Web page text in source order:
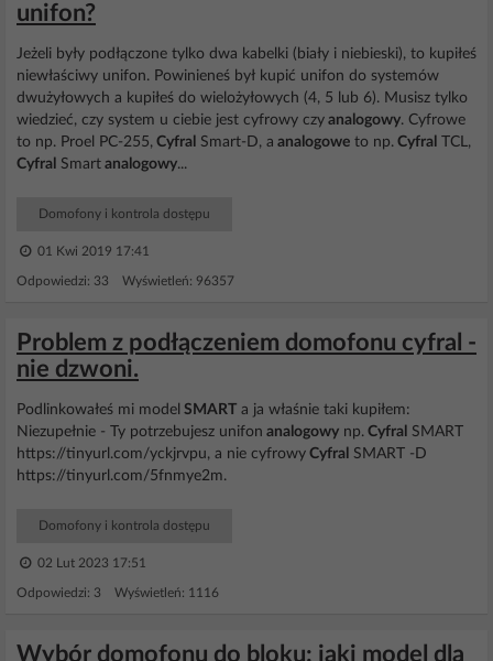
unifon?
Jeżeli były podłączone tylko dwa kabelki (biały i niebieski), to kupiłeś
niewłaściwy unifon. Powinieneś był kupić unifon do systemów
dwużyłowych a kupiłeś do wielożyłowych (4, 5 lub 6). Musisz tylko
wiedzieć, czy system u ciebie jest cyfrowy czy analogowy. Cyfrowe
to np. Proel PC-255, Cyfral Smart-D, a analogowe to np. Cyfral
TCL,
Cyfral Smart analogowy...
Domofony i kontrola dostępu
01 Kwi 2019 17:41
Odpowiedzi: 33 Wyświetleń: 96357
Problem z podłączeniem domofonu cyfral -
nie dzwoni.
Podlinkowałeś mi model SMART a ja właśnie taki kupiłem:
Niezupełnie - Ty potrzebujesz unifon analogowy np. Cyfral SMART
https://tinyurl.com/yckjrvpu, a nie cyfrowy Cyfral SMART -D
https://tinyurl.com/5fnmye2m.
Domofony i kontrola dostępu
02 Lut 2023 17:51
Odpowiedzi: 3 Wyświetleń: 1116
Wybór domofonu do bloku: jaki model dla